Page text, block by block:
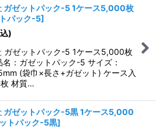
ガゼットパック-5 1ケース5,000枚
パック-5]
)
ガゼットパック-5 1ケース5,000枚
：ガゼットパック-5 サイズ：
(袋巾×長さ+ガゼット) ケース入
材質…
ガゼットパック-5黒 1ケース5,000
トパック-5黒]